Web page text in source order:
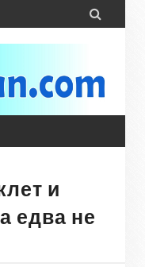

и
едва не